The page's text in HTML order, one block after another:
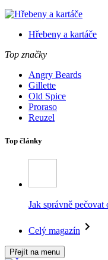
Hřebeny a kartáče
Top značky
Angry Beards
Gillette
Old Spice
Proraso
Reuzel
Top články
Jak správně pečovat
Celý magazín
Přejít na menu